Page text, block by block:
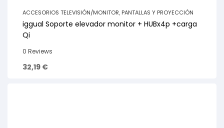
ACCESORIOS TELEVISIÓN/MONITOR, PANTALLAS Y PROYECCIÓN
iggual Soporte elevador monitor + HUBx4p +carga
Qi
0 Reviews
32,19 €